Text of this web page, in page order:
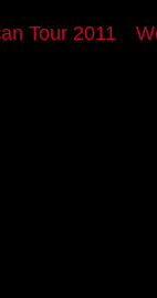
Tour 2011